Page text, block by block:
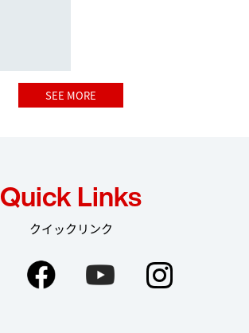
SEE MORE
Quick Links
クイックリンク
Twitter FacebookYouTube